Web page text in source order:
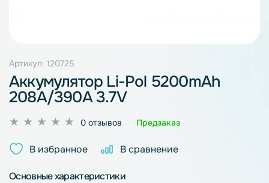
Артикул: 120725
Аккумулятор Li-Pol 5200mAh
208A/390A 3.7V
Оценка
из
0 отзывов Предзаказ
В избранное В сравнение
Основные характеристики